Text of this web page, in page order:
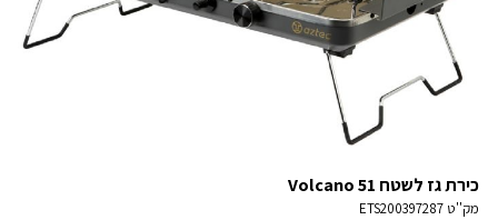
כירת גז לשטח Volcano 51
מק''טETS200397287